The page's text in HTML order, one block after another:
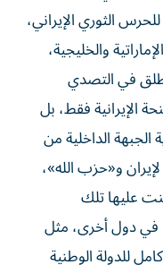
الثوري الإيراني،
والخليجية،
في التصدي
الإيرانية فقط، بل
الداخلية من
لإيران و«حزب الله»،
عليها تلك
في دول أخرى، مثل
للدولة الوطنية